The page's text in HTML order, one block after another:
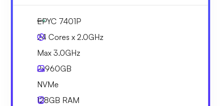
EPYC 7401P
24 Cores x 2.0GHz
Max 3.0GHz
2x960GB
NVMe
128GB RAM